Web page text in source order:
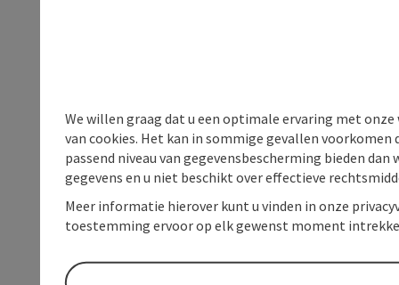
We willen graag dat u een optimale ervaring met
van cookies. Het kan in sommige gevallen voorkomen
passend niveau van gegevensbescherming bieden
gegevens en u niet beschikt over effectieve
Meer informatie hierover kunt u vinden in onze
toestemming ervoor op elk gewenst moment